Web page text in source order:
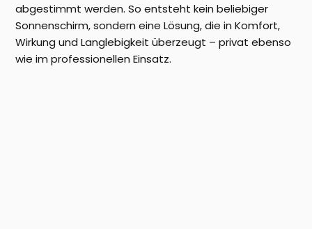
abgestimmt werden. So entsteht kein beliebiger
Sonnenschirm, sondern eine Lösung, die in Komfort,
Wirkung und Langlebigkeit überzeugt – privat ebenso
wie im professionellen Einsatz.